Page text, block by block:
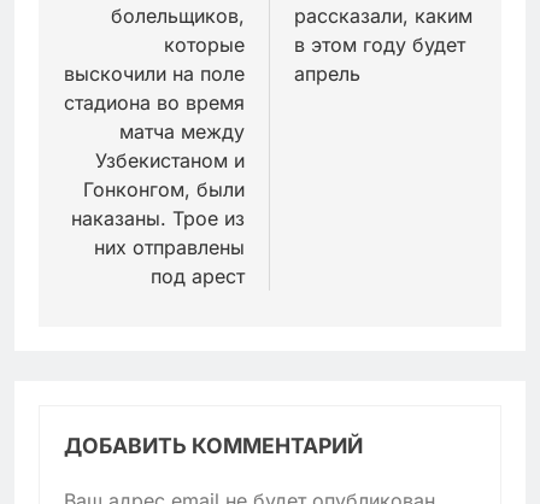
записям
болельщиков,
которые
выскочили на поле
стадиона во время
матча между
Узбекистаном и
Гонконгом, были
наказаны. Трое из
них отправлены
под арест
рассказали, каким
в этом году будет
апрель
ДОБАВИТЬ КОММЕНТАРИЙ